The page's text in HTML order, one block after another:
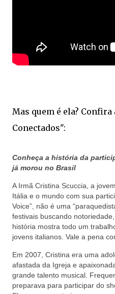
Mas quem é ela?
Conectados":
Conheça a história da
já morou no Brasil
A Irmã Cristina Scuccia, a
Itália e o mundo com sua
Voice”, não é uma
festivais buscando
história mostra todo um
jovens italianos. Vale a pena
Em 2007, Cristina era uma
afastada da Igreja e
grande talento musical.
preparava para participar do